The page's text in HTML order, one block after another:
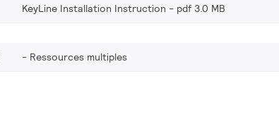
KeyLine Installation Instruction pdf 3.0 MB
Ressources multiples